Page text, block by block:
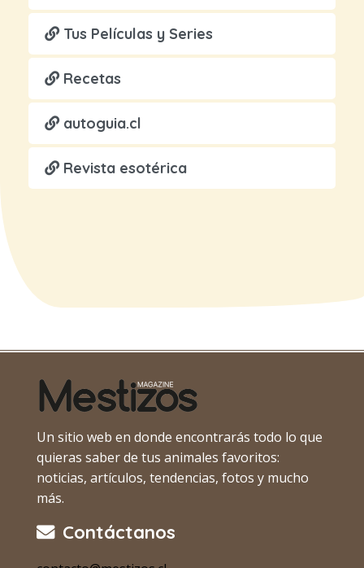
Tus Películas y Series
Recetas
autoguia.cl
Revista esotérica
Un sitio web en donde encontrarás todo lo que
quieras saber de tus animales favoritos:
noticias, artículos, tendencias, fotos y mucho
más.
Contáctanos